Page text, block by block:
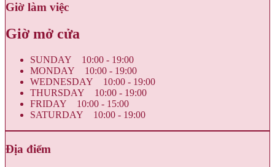
Giờ làm việc
Giờ mở cửa
SUNDAY 10:00 - 19:00
MONDAY 10:00 - 19:00
WEDNESDAY 10:00 - 19:00
THURSDAY 10:00 - 19:00
FRIDAY 10:00 - 15:00
SATURDAY 10:00 - 19:00
Địa điểm